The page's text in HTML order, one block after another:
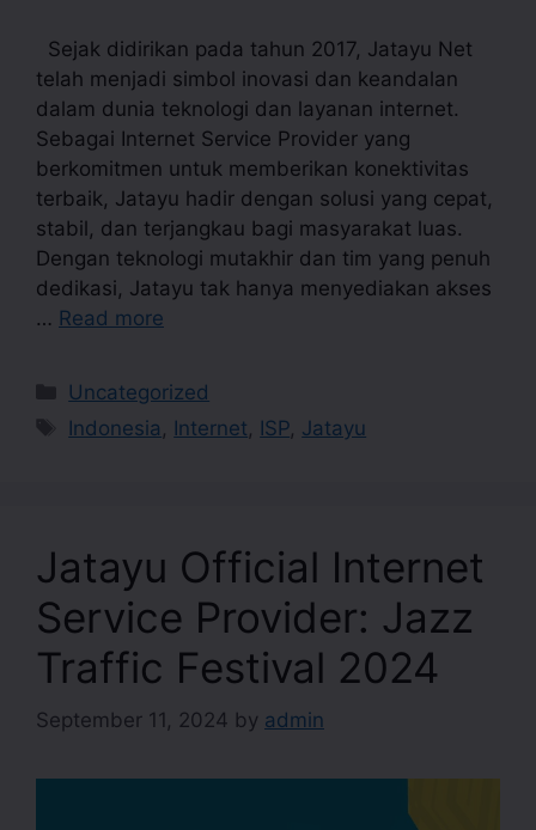
Sejak didirikan pada tahun 2017, Jatayu Net
telah menjadi simbol inovasi dan keandalan
dalam dunia teknologi dan layanan internet.
Sebagai Internet Service Provider yang
berkomitmen untuk memberikan konektivitas
terbaik, Jatayu hadir dengan solusi yang cepat,
stabil, dan terjangkau bagi masyarakat luas.
Dengan teknologi mutakhir dan tim yang penuh
dedikasi, Jatayu tak hanya menyediakan akses
… Read more
Uncategorized
Indonesia
Internet ISP Jatayu
Jatayu Official Internet
Service Provider: Jazz
Traffic Festival 2024
September 11, 2024 by admin